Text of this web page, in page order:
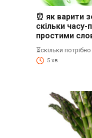
⏰ як варити
скільки часу-
простими
⏳скільки
5 хв.